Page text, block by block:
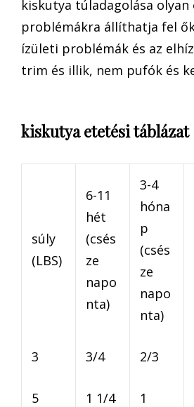
kiskutya túladagolása olyan
problémákra állíthatja fel
ízületi problémák és az
trim és illik, nem pufók és
kiskutya etetési táblázat
súly
(LBS)
6-11
hét
(csés
ze
napo
nta)
3-4
hóna
p
(csés
ze
napo
nta)
3 3/4 2/3
5 1 1/4 1